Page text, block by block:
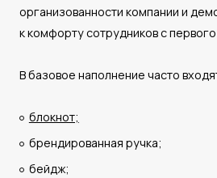
организованности компании и
к комфорту сотрудников с первого
В базовое наполнение часто
блокнот;
брендированная ручка;
бейдж;